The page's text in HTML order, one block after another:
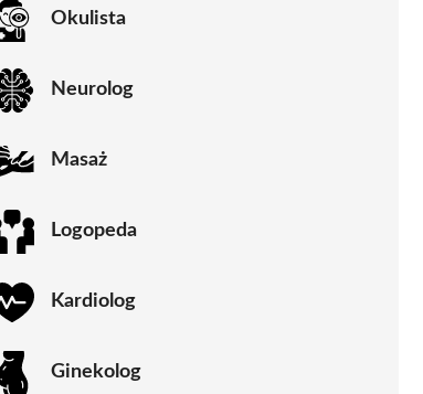
Okulista
Neurolog
Masaż
Logopeda
Kardiolog
Ginekolog